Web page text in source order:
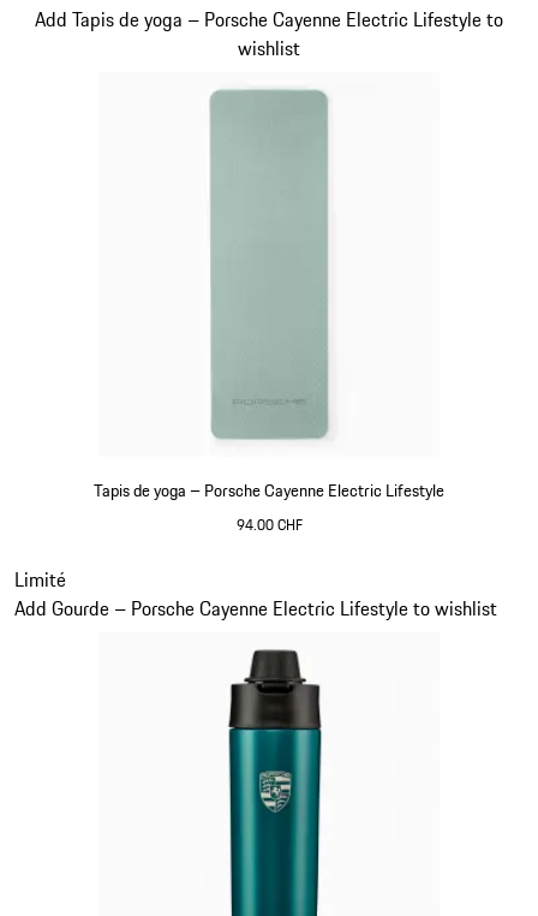
Tapis de yoga – Porsche Cayenne Electric Lifestyle
94.00 CHF
Add Tapis de yoga – Porsche Cayenne Electric Lifestyle to
wishlist
Diapositive 12 sur 15
Limité
Add Gourde – Porsche Cayenne Electric Lifestyle to wishlist
Diapositive 13 sur 15